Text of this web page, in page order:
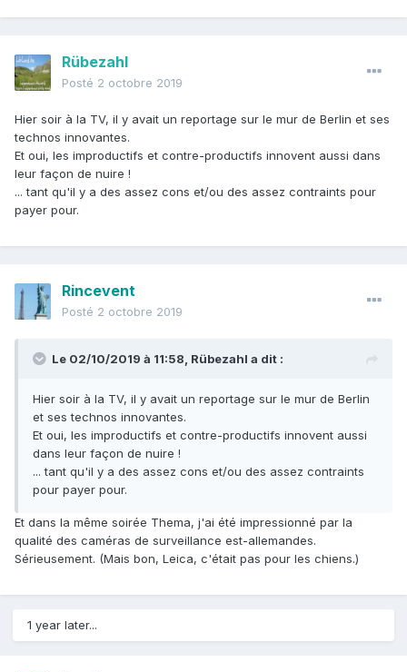
Rübezahl
Posté 2 octobre 2019
Hier soir à la TV, il y avait un reportage sur le mur de Berlin et ses
technos innovantes.
Et oui, les improductifs et contre-productifs innovent aussi dans
leur façon de nuire !
... tant qu'il y a des assez cons et/ou des assez contraints pour
payer pour.
Rincevent
Posté 2 octobre 2019
Le 02/10/2019 à 11:58, Rübezahl a dit :
Hier soir à la TV, il y avait un reportage sur le mur de Berlin
et ses technos innovantes.
Et oui, les improductifs et contre-productifs innovent aussi
dans leur façon de nuire !
... tant qu'il y a des assez cons et/ou des assez contraints
pour payer pour.
Et dans la même soirée Thema, j'ai été impressionné par la
qualité des caméras de surveillance est-allemandes.
Sérieusement. (Mais bon, Leica, c'était pas pour les chiens.)
1 year later...